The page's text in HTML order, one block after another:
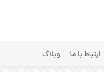
ارتباط با ما وبلاگ